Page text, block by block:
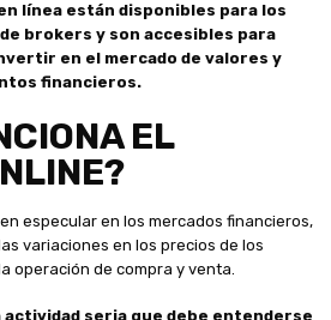
línea están disponibles para los
brokers y son accesibles para
en el mercado de valores y
financieros.
EL
especular en los mercados financieros,
variaciones en los precios de los
operación de compra y venta.
actividad seria que debe entenderse